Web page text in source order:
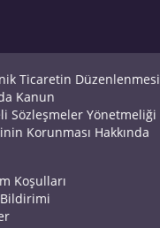
Ticaretin Düzenlenmesi
Kanun
Sözleşmeler Yönetmeliği
Korunması Hakkında
Koşulları